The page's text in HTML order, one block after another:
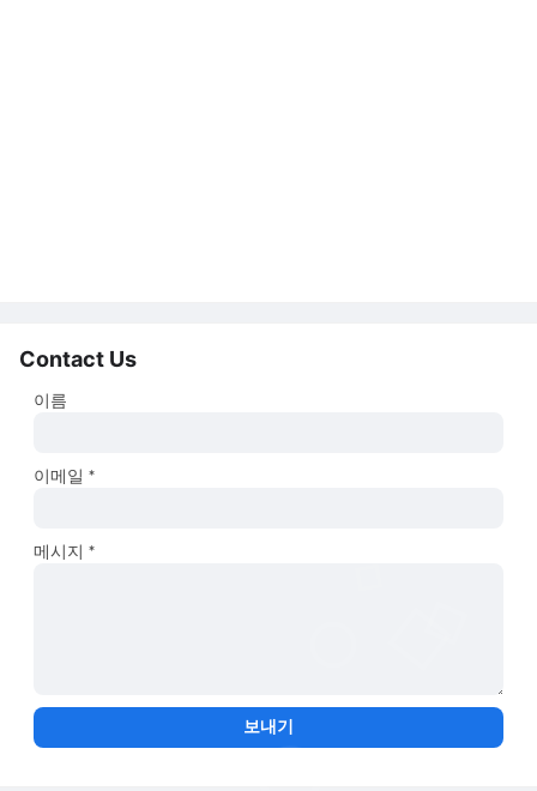
Contact Us
이름
이메일*
메시지*